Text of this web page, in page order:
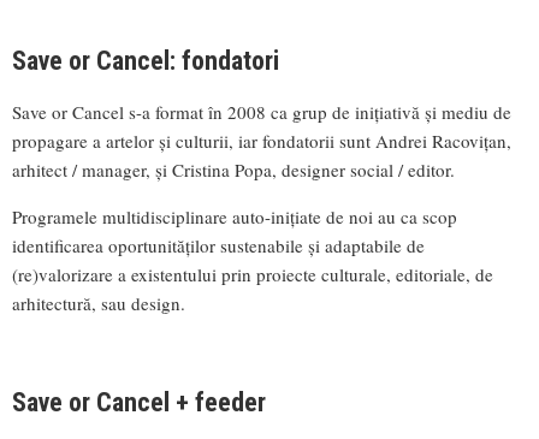
Save or Cancel: fondatori
Save or Cancel s-a format în 2008 ca grup de inițiativă și mediu de
propagare a artelor și culturii, iar fondatorii sunt Andrei Racovițan,
arhitect / manager, și Cristina Popa, designer social / editor.
Programele multidisciplinare auto-inițiate de noi au ca scop
identificarea oportunităților sustenabile și adaptabile de
(re)valorizare a existentului prin proiecte culturale, editoriale, de
arhitectură, sau design.
Save or Cancel + feeder